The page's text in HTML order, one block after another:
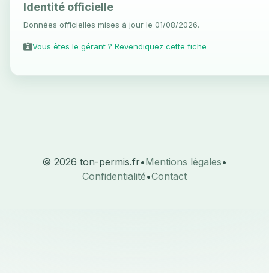
Identité officielle
Données officielles mises à jour le 01/08/2026.
Vous êtes le gérant ? Revendiquez cette fiche
© 2026 ton-permis.fr•Mentions légales•
Confidentialité•Contact